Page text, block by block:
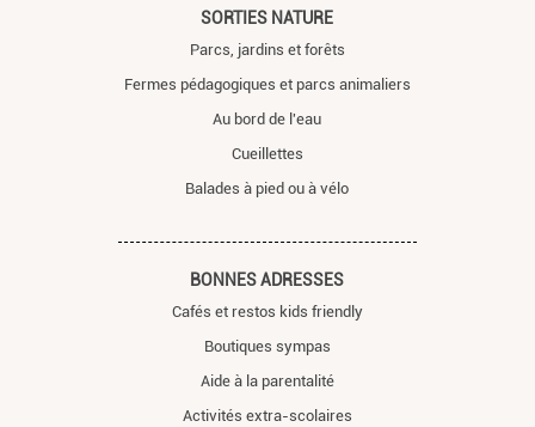
SORTIES NATURE
Parcs, jardins et forêts
Fermes pédagogiques et parcs animaliers
Au bord de l'eau
Cueillettes
Balades à pied ou à vélo
BONNES ADRESSES
Cafés et restos kids friendly
Boutiques sympas
Aide à la parentalité
Activités extra-scolaires